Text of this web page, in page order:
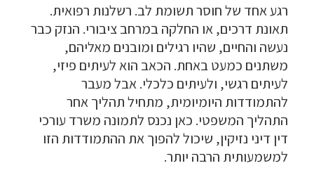
רגע אחד של חוסר תשומת לב. רשלנות רפואית.
תאונת דרכים, או החלקה במרחב ציבורי. הנזק כבר
נעשה והחיים, שהיו רגילים ומובנים מאליהם,
משתנים כמעט באחת. הכאב הוא לעיתים פיזי,
לעיתים רגשי, ולעיתים כלכלי. אבל מעבר
להתמודדות היומיומית, מתחיל תהליך אחר
התהליך המשפטי. כאן נכנס לתמונה משרד עורכי
דין דיני נזיקין, שיכול להפוך את ההתמודדות הזו
למשמעותית הרבה יותר.